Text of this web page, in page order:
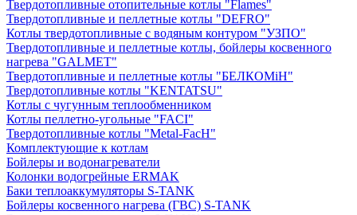
Твердотопливные отопительные котлы "Flames"
Твердотопливные и пеллетные котлы "DEFRO"
Котлы твердотопливные с водяным контуром "УЗПО"
Твердотопливные и пеллетные котлы, бойлеры косвенного
нагрева "GALMET"
Твердотопливные и пеллетные котлы "БЕЛКОМiН"
Твердотопливные котлы "KENTATSU"
Котлы с чугунным теплообменником
Котлы пеллетно-угольные "FACI"
Твердотопливные котлы "Metal-FacH"
Комплектующие к котлам
Бойлеры и водонагреватели
Колонки водогрейные ERMAK
Баки теплоаккумуляторы S-TANK
Бойлеры косвенного нагрева (ГВС) S-TANK